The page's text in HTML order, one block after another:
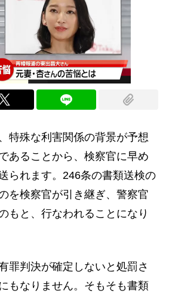
特殊な利害関係の背景が予想
あることから、検察官に早め
られます。246条の書類送検の
を検察官が引き継ぎ、警察官
もと、行なわれることになり
罪判決が確定しないと処罰さ
もなりません。そもそも書類